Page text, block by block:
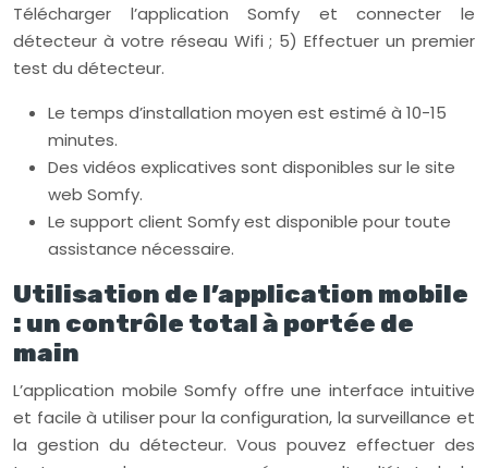
Télécharger l’application Somfy et connecter le
détecteur à votre réseau Wifi ; 5) Effectuer un premier
test du détecteur.
Le temps d’installation moyen est estimé à 10-15
minutes.
Des vidéos explicatives sont disponibles sur le site
web Somfy.
Le support client Somfy est disponible pour toute
assistance nécessaire.
Utilisation de l’application mobile
: un contrôle total à portée de
main
L’application mobile Somfy offre une interface intuitive
et facile à utiliser pour la configuration, la surveillance et
la gestion du détecteur. Vous pouvez effectuer des